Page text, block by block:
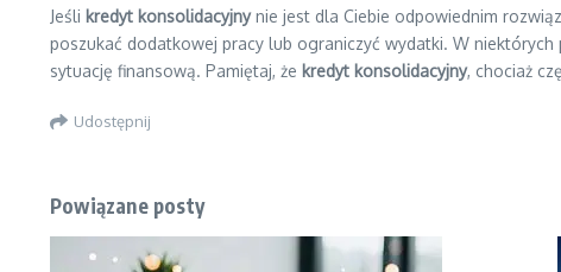
Jeśli kredyt konsolidacyjnynie jest dla Ciebie odpowiednim
poszukać dodatkowej pracy lub ograniczyć wydatki. W
sytuację finansową. Pamiętaj, że kredyt konsolidacyjny, chociaż
Udostępnij
Powiązane posty